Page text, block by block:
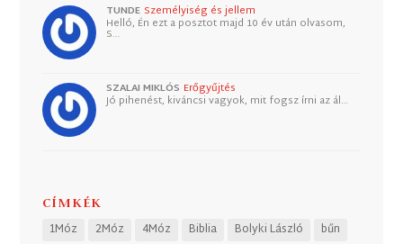
TUNDE Személyiség és jellem
Helló, Én ezt a posztot majd 10 év után olvasom,
S…
SZALAI MIKLÓS Erőgyűjtés
Jó pihenést, kiváncsi vagyok, mit fogsz írni az ál…
CÍMKÉK
1Móz 2Móz 4Móz Biblia Bolyki László
bűn